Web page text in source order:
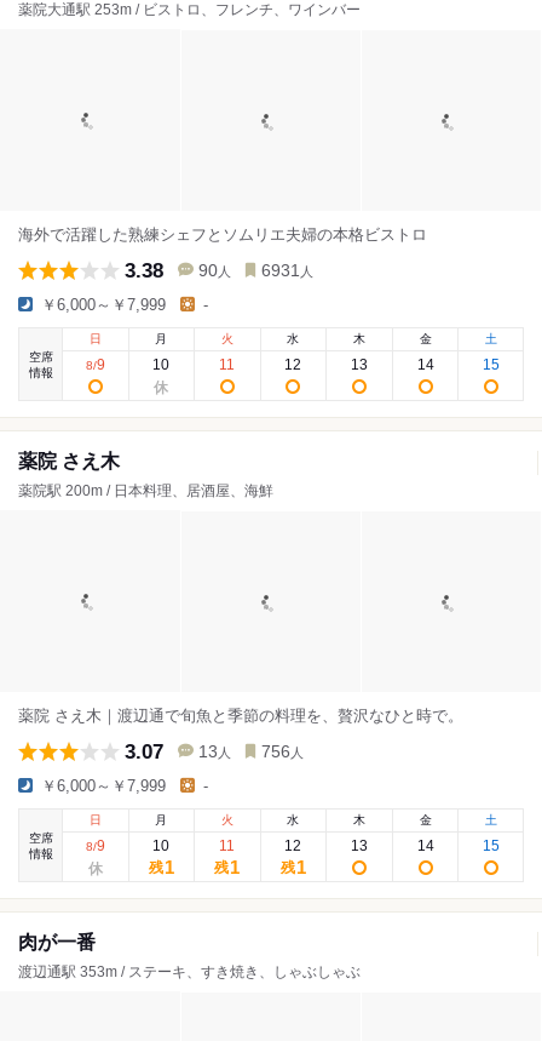
薬院大通駅 253m / ビストロ、フレンチ、ワインバー
海外で活躍した熟練シェフとソムリエ夫婦の本格ビストロ
3.38 90 人 6931 人
￥6,000～￥7,999 -
空席
情報
日
8/9
月
10
火
11
水
12
木
13
金
14
土
15
薬院 さえ木
薬院駅 200m / 日本料理、居酒屋、海鮮
薬院 さえ木｜渡辺通で旬魚と季節の料理を、贅沢なひと時で。
3.07 13 人 756 人
￥6,000～￥7,999 -
空席
情報
日
8/9
月
10
残1
火
11
残1
水
12
残1
木
13
金
14
土
15
肉が一番
渡辺通駅 353m / ステーキ、すき焼き、しゃぶしゃぶ